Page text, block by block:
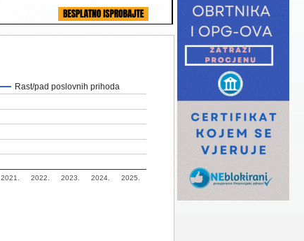
Rast/pad poslovnih prihoda
2021. 2022. 2023. 2024. 2025.